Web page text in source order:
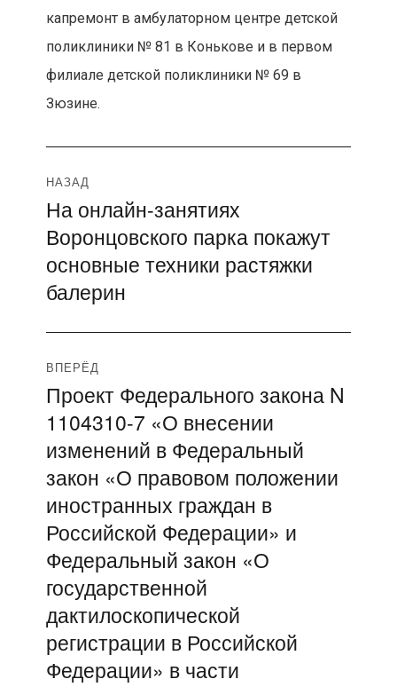
капремонт в амбулаторном центре детской
поликлиники № 81 в Конькове и в первом
филиале детской поликлиники № 69 в
Зюзине.
Навигация
по
записям
НАЗАД
Предыдущая
запись:
На онлайн-занятиях
Воронцовского парка покажут
основные техники растяжки
балерин
ВПЕРЁД
Следующая
запись:
Проект Федерального закона N
1104310-7 «О внесении
изменений в Федеральный
закон «О правовом положении
иностранных граждан в
Российской Федерации» и
Федеральный закон «О
государственной
дактилоскопической
регистрации в Российской
Федерации» в части